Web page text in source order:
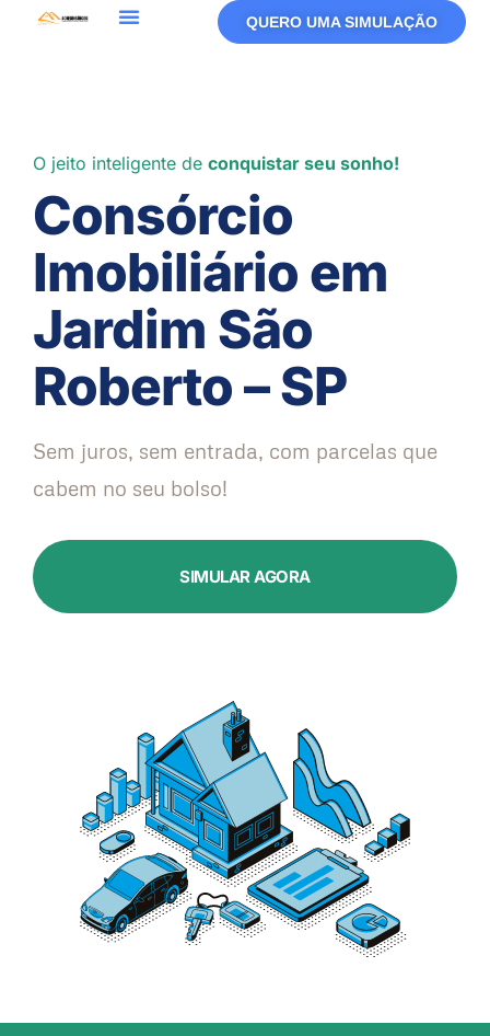
QUERO UMA SIMULAÇÃO
O jeito inteligente de conquistar seu sonho!
Consórcio
Imobiliário em
Jardim São
Roberto – SP
Sem juros, sem entrada, com parcelas que
cabem no seu bolso!
SIMULAR AGORA